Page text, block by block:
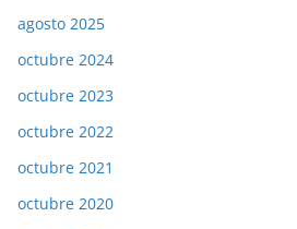
agosto 2025
octubre 2024
octubre 2023
octubre 2022
octubre 2021
octubre 2020